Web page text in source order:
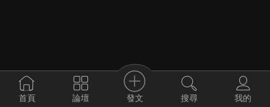
首頁 論壇 發文 搜尋 我的